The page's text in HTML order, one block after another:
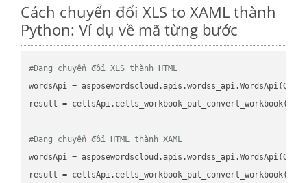
Cách chuyển đổi XLS to XAML thành
Python: Ví dụ về mã từng bước
#Đang chuyển đổi XLS thành HTML
wordsApi =
result =
#Đang chuyển đổi HTML thành XAML
wordsApi =
result =